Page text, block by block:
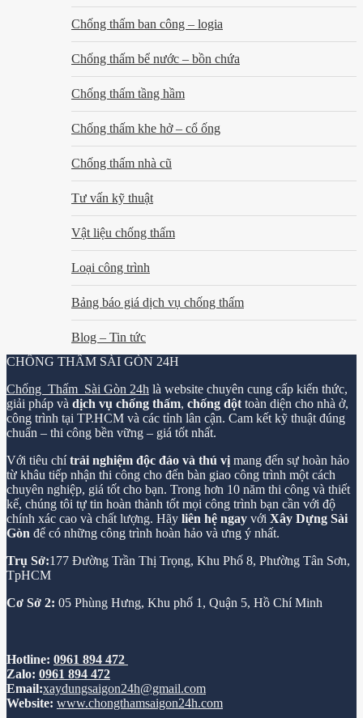
Chống thấm ban công – logia
Chống thấm bể nước – bồn chứa
Chống thấm tầng hầm
Chống thấm khe hở – cổ ống
Chống thấm nhà cũ
Tư vấn kỹ thuật
Vật liệu chống thấm
Loại công trình
Bảng báo giá dịch vụ chống thấm
Blog – Tin tức
CHỐNG THẤM SÀI GÒN 24H
Chống Thấm Sài Gòn 24h là website chuyên cung cấp kiến thức,
giải pháp và dịch vụ chống thấm, chống dột toàn diện cho nhà ở,
công trình tại TP.HCM và các tỉnh lân cận. Cam kết kỹ thuật đúng
chuẩn – thi công bền vững – giá tốt nhất.
Với tiêu chítrải nghiệm độc đáo và thú vị mang đến sự hoàn hảo
từ khâu tiếp nhận thi công cho đến bàn giao công trình một cách
chuyên nghiệp, giá tốt cho bạn. Trong hơn 10 năm thi công và thiết
kế, chúng tôi tự tin hoàn thành tốt mọi công trình bạn cần với độ
chính xác cao và chất lượng. Hãy liên hệ ngay với Xây Dựng Sài
Gòn để có những công trình hoàn hảo và ưng ý nhất.
Trụ Sở:177 Đường Trần Thị Trọng, Khu Phố 8, Phường Tân Sơn,
TpHCM
Cơ Sở 2: 05 Phùng Hưng, Khu phố 1, Quận 5, Hồ Chí Minh
Hotline: 0961 894 472
Zalo: 0961 894 472
Email:xaydungsaigon24h@gmail.com
Website: www.chongthamsaigon24h.com